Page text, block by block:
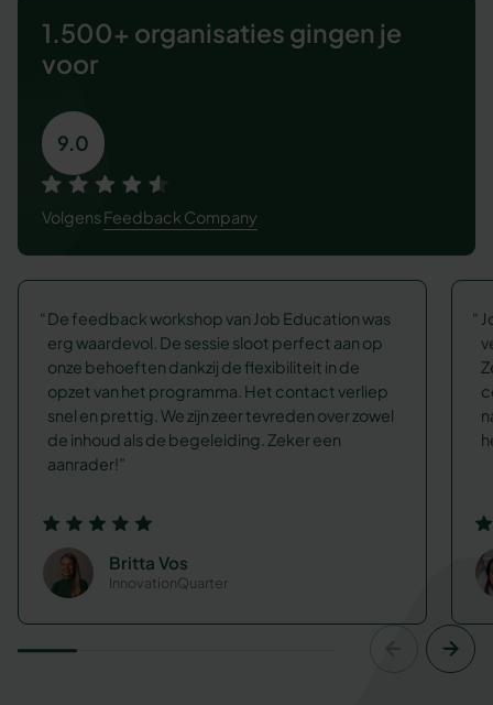
1.500+ organisaties gingen je
voor
9.0
VolgensFeedback Company
De feedback workshop van Job Education was
erg waardevol. De sessie sloot perfect aan op
onze behoeften dankzij de flexibiliteit in de
opzet van het programma. Het contact verliep
snel en prettig. We zijn zeer tevreden over zowel
de inhoud als de begeleiding. Zeker een
aanrader!
Britta Vos
InnovationQuarter